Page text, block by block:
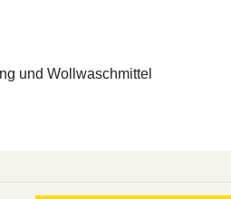
und Wollwaschmittel